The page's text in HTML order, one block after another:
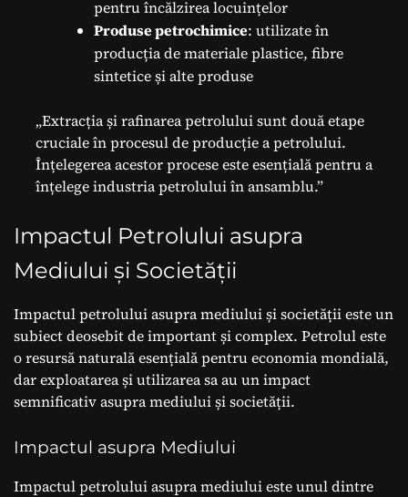
pentru încălzirea locuințelor
Produse petrochimice: utilizate în
producția de materiale plastice, fibre
sintetice și alte produse
„Extracția și rafinarea petrolului sunt două etape
cruciale în procesul de producție a petrolului.
Înțelegerea acestor procese este esențială pentru a
înțelege industria petrolului în ansamblu.”
Impactul Petrolului asupra
Mediului și Societății
Impactul petrolului asupra mediului și societății este un
subiect deosebit de important și complex. Petrolul este
o resursă naturală esențială pentru economia mondială,
dar exploatarea și utilizarea sa au un impact
semnificativ asupra mediului și societății.
Impactul asupra Mediului
Impactul petrolului asupra mediului este unul dintre